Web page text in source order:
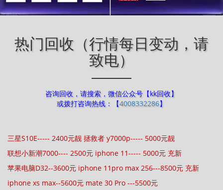
热门回收（行情每日变动，请
致电）
咨询回收，请搜索，微信公众号【kk回收】
或拨打咨询热线：【4008332286】
三星S10E----- 2400元靓 拯救者 y7000p----- 5000元靓
联想小新潮7000---- 2500元 iphone 11----- 5000元 充新
苹果电脑D32--3600元 iphone 11pro max 256---8500元 充新
iphone xs max--5600元 mate 30 Pro ---5500元